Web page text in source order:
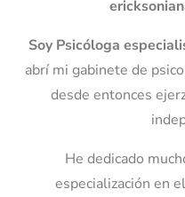
Soy Psicóloga
abrí mi gabinete de
desde entonces
He dedicado
especialización en